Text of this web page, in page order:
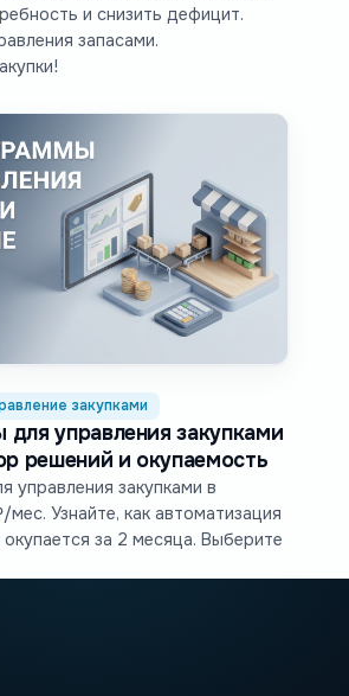
и снизить дефицит.
запасами.
закупками
управления закупками
решений и окупаемость
управления закупками в
Узнайте, как автоматизация
за 2 месяца. Выберите